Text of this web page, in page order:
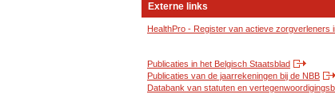
Externe links
HealthPro - Register van actieve zorgverleners
Publicaties in het Belgisch Staatsblad
Publicaties van de jaarrekeningen bij de NBB
Databank van statuten en